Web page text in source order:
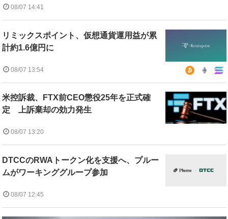
08/07 14:41
リミックスポイント、仮想通貨運用益が累
計約1.6億円に
08/07 13:54
米控訴裁、FTX前CEO懲役25年を正式確
定 上訴棄却の効力発生
08/07 13:20
DTCCのRWAトークン化を支援へ、プルー
ムがワーキンググループ参加
08/07 12:45